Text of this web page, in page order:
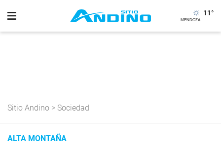
11°
Sitio Andino > Sociedad
ALTA MONTAÑA